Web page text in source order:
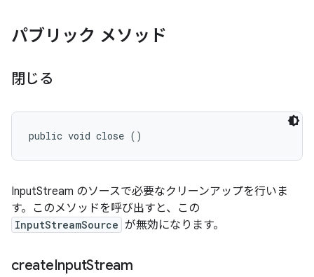
パブリック メソッド
閉じる
public void close ()
InputStream のソースで必要なクリーンアップを行いま
す。このメソッドを呼び出すと、この
InputStreamSource が無効になります。
createInputStream